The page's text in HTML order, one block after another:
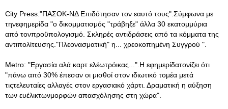
City Press:"ΠΑΣΟΚ-ΝΔ Επιδότησαν τον εαυτό τους".Σύμφωνα με
τηνεφημερίδα "ο δικομματισμός "τράβηξε" άλλα 30 εκατομμύρια
από τονπροϋπολογισμό. Σκληρές αντιδράσεις από τα κόμματα της
αντιπολίτευσης."Πλεονασματική" η... χρεοκοπημένη Συγγρού ".
Metro: "Εργασία αλά καρτ ελέωτρόικας...".Η εφημερίδατονίζει ότι
"πάνω από 30% έπεσαν οι μισθοί στον ιδιωτικό τομέα μετά
τιςτελευταίες αλλαγές στον εργασιακό χάρτι. Δραματική η αύξηση
των ευέλικτωνμορφών απασχόλησης στη χώρα".